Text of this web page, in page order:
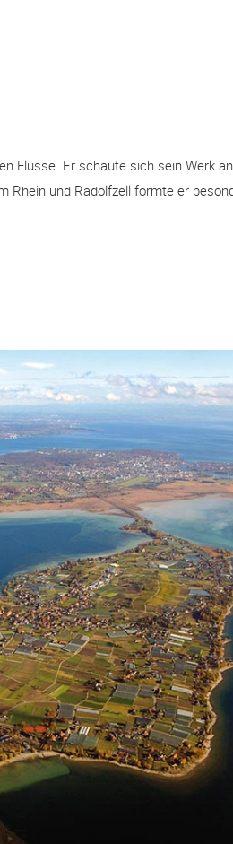
Flüsse. Er schaute sich sein Werk
Rhein und Radolfzell formte er